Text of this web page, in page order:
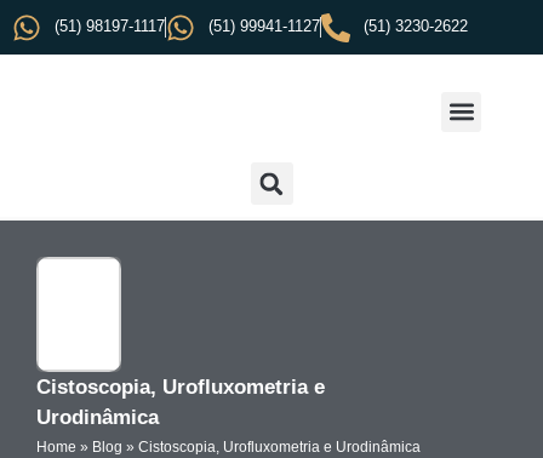
(51) 98197-1117 (51) 99941-1127 (51) 3230-2622
Cistoscopia, Urofluxometria e
Urodinâmica
Home » Blog » Cistoscopia, Urofluxometria e Urodinâmica